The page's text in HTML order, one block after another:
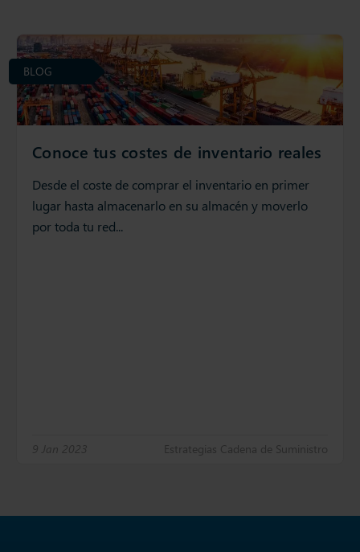
Conoce tus costes de inventario reales
Desde el coste de comprar el inventario en primer
lugar hasta almacenarlo en su almacén y moverlo
por toda tu red...
9 Jan 2023 Estrategias Cadena de Suministro
BLOG